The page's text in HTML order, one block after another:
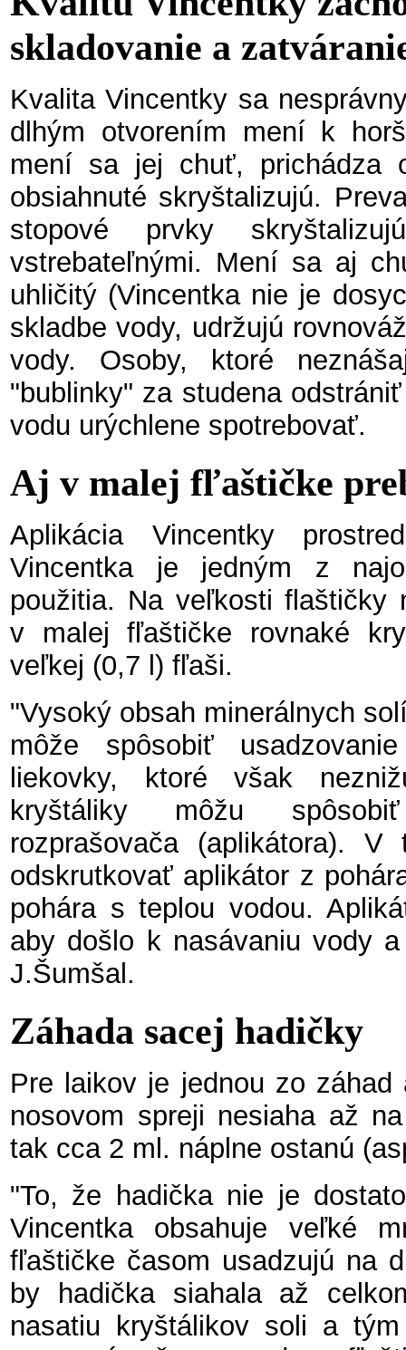
skladovanie a
Kvalita Vincentky sa
dlhým otvorením mení k
mení sa jej chuť,
obsiahnuté skryštalizujú.
stopové prvky
vstrebateľnými. Mení sa aj
uhličitý (Vincentka nie je
skladbe vody, udržujú
vody. Osoby, ktoré
"bublinky" za studena
vodu urýchlene spotrebovať.
Aj v malej fľaštičke
Aplikácia Vincentky
Vincentka je jedným z
použitia. Na veľkosti flaštičky
v malej fľaštičke rovnaké
veľkej (0,7 l) fľaši.
"Vysoký obsah minerálnych
môže spôsobiť
liekovky, ktoré však
kryštáliky môžu
rozprašovača (aplikátora). V
odskrutkovať aplikátor z
pohára s teplou vodou.
aby došlo k nasávaniu vody
J.Šumšal.
Záhada sacej hadičky
Pre laikov je jednou zo
nosovom spreji nesiaha až
tak cca 2 ml. náplne ostanú
"To, že hadička nie je
Vincentka obsahuje veľké
fľaštičke časom usadzujú na
by hadička siahala až
nasatiu kryštálikov soli a